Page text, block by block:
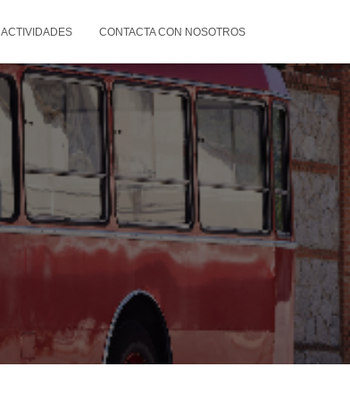
ACTIVIDADES CONTACTA CON NOSOTROS